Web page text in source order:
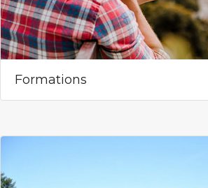
Formations